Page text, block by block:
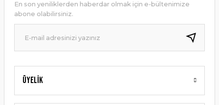
Ürün bilgilerinde hatalar bulunuyor.
Ürün fiyatı diğer sitelerden daha pahalı.
Bu ürüne benzer farklı alternatifler olmalı.
Gönder
Üyelik
En son yeniliklerden haberdar olmak için e-bültenimize
abone olabilirsiniz.